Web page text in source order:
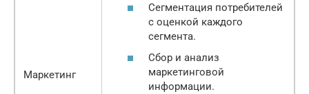
Маркетинг
Сегментация потребителей
с оценкой каждого
сегмента.
Сбор и анализ
маркетинговой
информации.